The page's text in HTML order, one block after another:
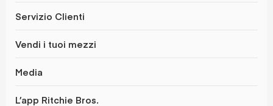
Servizio Clienti
Vendi i tuoi mezzi
Media
L’app Ritchie Bros.